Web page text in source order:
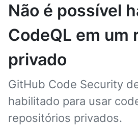
Não é possível
CodeQL em um
privado
GitHub Code Security
habilitado para usar
repositórios privados.